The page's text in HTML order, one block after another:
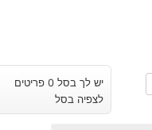
יש לך בסל 0 פריטים
לצפיה בסל